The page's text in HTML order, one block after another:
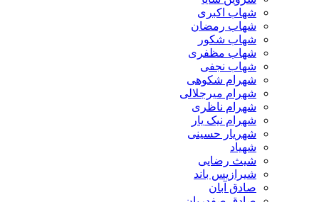
شهاب اکبری
شهاب رمضان
شهاب شکور
شهاب مظفری
شهاب نجفی
شهرام شکوهی
شهرام میرجلالی
شهرام ناظری
شهرام نیک یار
شهریار حسینی
شهیاد
شیث رضایی
شیرازیس باند
صادق آبان